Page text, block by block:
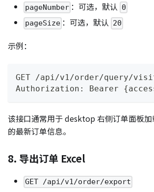
pageNumber ：可选，默认 0
pageSize ：可选，默认 20
示例：
GET /api/v1/order/query/
Authorization: Bearer
该接口通常用于 desktop 右侧订单面板
的最新订单信息。
8. 导出订单 Excel
GET /api/v1/order/export